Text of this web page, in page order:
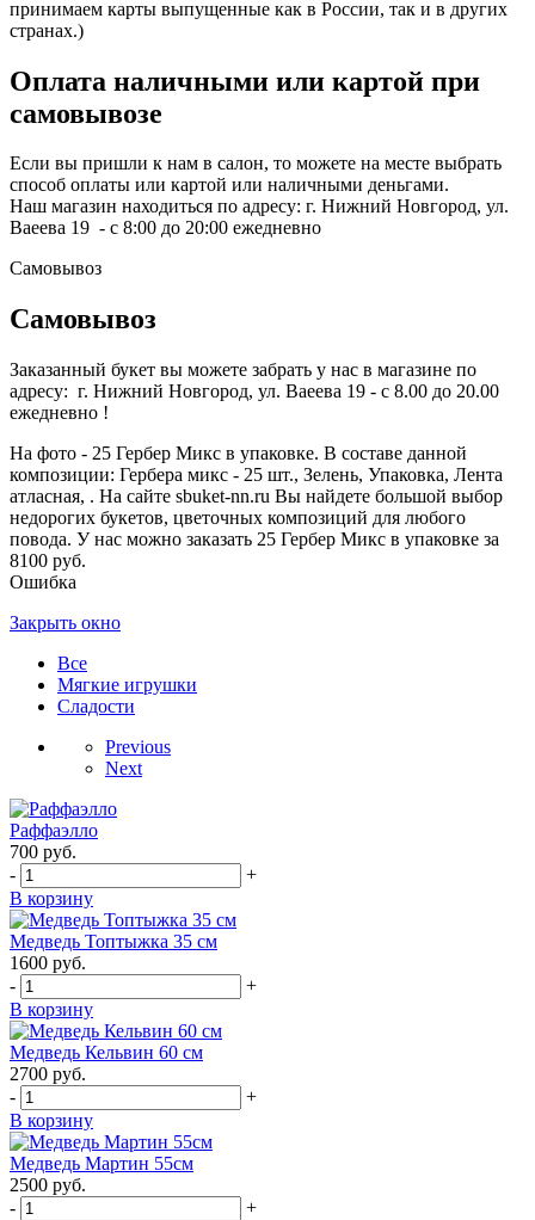
принимаем карты выпущенные как в России, так и в других
странах.)
Оплата наличными или картой при
самовывозе
Если вы пришли к нам в салон, то можете на месте выбрать
способ оплаты или картой или наличными деньгами.
Наш магазин находиться по адресу: г. Нижний Новгород, ул.
Ваеева 19 - с 8:00 до 20:00 ежедневно
Самовывоз
Самовывоз
Заказанный букет вы можете забрать у нас в магазине по
адресу: г. Нижний Новгород, ул. Ваеева 19 - с 8.00 до 20.00
ежедневно !
На фото - 25 Гербер Микс в упаковке. В составе данной
композиции: Гербера микс - 25 шт., Зелень, Упаковка, Лента
атласная, . На сайте sbuket-nn.ru Вы найдете большой выбор
недорогих букетов, цветочных композиций для любого
повода. У нас можно заказать 25 Гербер Микс в упаковке за
8100 руб.
Ошибка
Закрыть окно
Все
Мягкие игрушки
Сладости
Previous
Next
Раффаэлло
700 руб.
-
+
В корзину
Медведь Топтыжка 35 см
1600 руб.
-
+
В корзину
Медведь Кельвин 60 см
2700 руб.
-
+
В корзину
Медведь Мартин 55см
2500 руб.
-
+